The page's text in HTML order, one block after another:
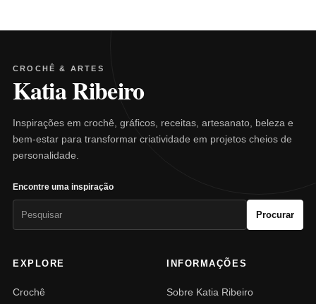
CROCHÊ & ARTES
Katia Ribeiro
Inspirações em crochê, gráficos, receitas, artesanato, beleza e
bem-estar para transformar criatividade em projetos cheios de
personalidade.
Encontre uma inspiração
Procurar
EXPLORE
Crochê
INFORMAÇÕES
Sobre Katia Ribeiro